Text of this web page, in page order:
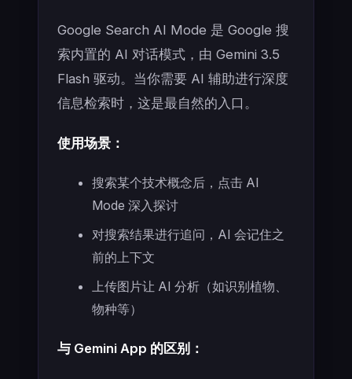
Google Search AI Mode 是 Google 搜
索内置的 AI 对话模式，由 Gemini 3.5
Flash 驱动。当你需要 AI 辅助进行深度
信息检索时，这是最自然的入口。
使用场景：
搜索某个技术概念后，点击 AI
Mode 深入探讨
对搜索结果进行追问，AI 会记住之
前的上下文
上传图片让 AI 分析（如识别植物、
物种等）
与 Gemini App 的区别：